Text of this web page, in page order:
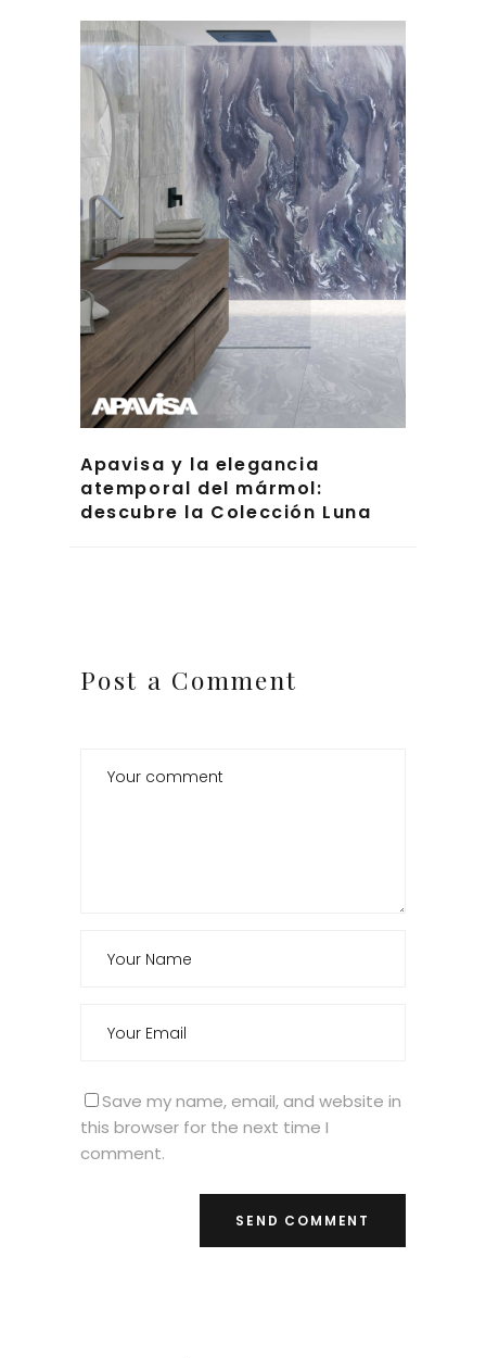
Apavisa y la elegancia
atemporal del mármol:
descubre la Colección Luna
Post a Comment
Save my name, email, and website in
this browser for the next time I
comment.